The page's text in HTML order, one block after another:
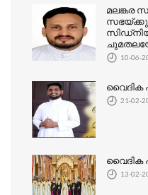
മലങ്കര
സഭയ്ക്കു
10-06-
വൈദിക
21-02-
വൈദിക
13-02-